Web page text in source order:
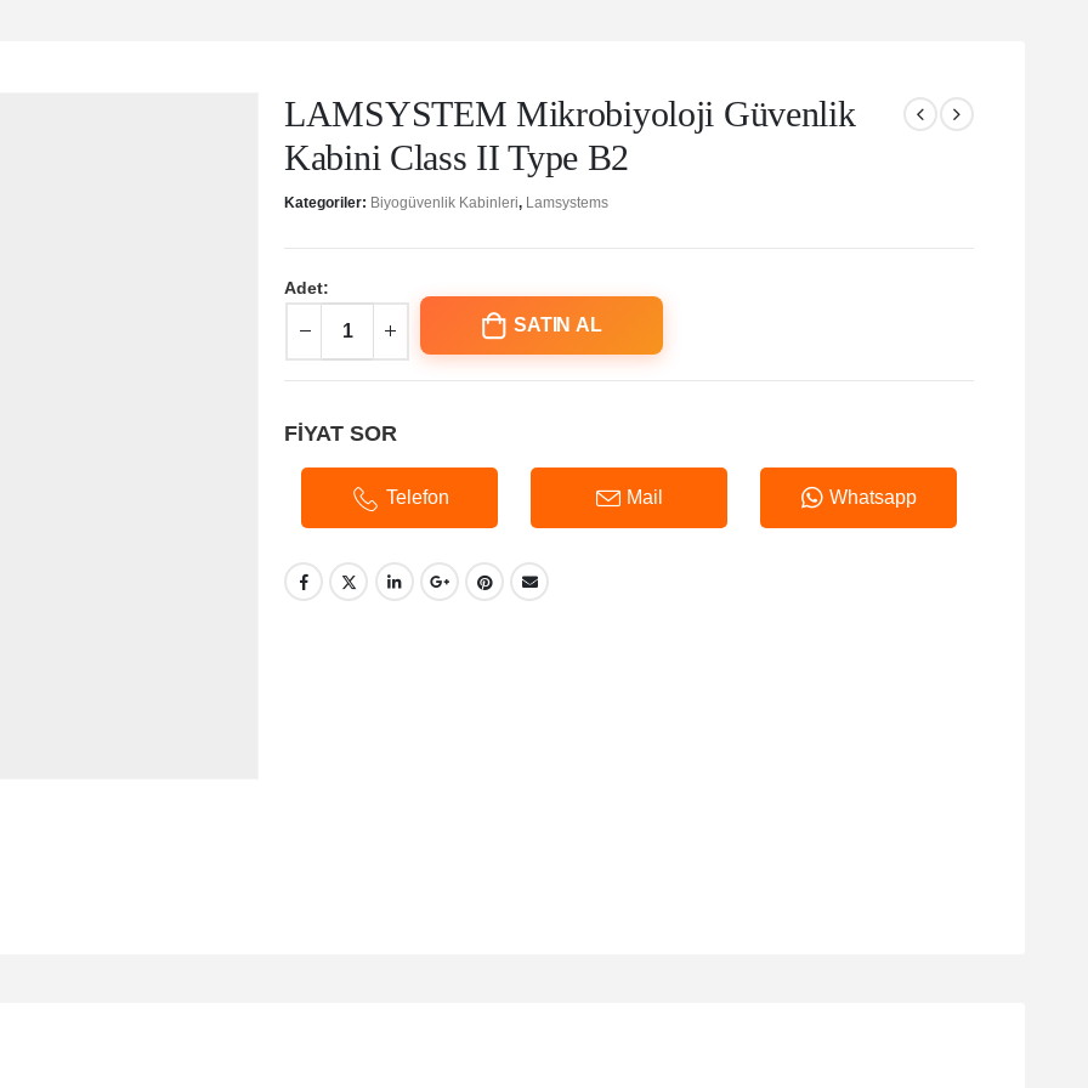
LAMSYSTEM Mikrobiyoloji Güvenlik
Kabini Class II Type B2
Kategoriler: Biyogüvenlik Kabinleri, Lamsystems
Adet:
SATIN AL
FİYAT SOR
Telefon Mail Whatsapp